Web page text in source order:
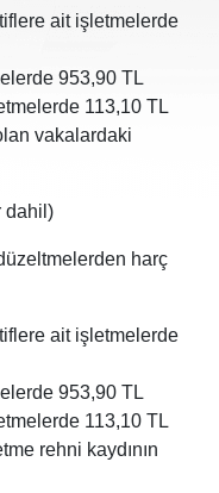
ait işletmelerde
953,90 TL
113,10 TL
vakalardaki
dahil)
harç
ait işletmelerde
953,90 TL
113,10 TL
rehni kaydının